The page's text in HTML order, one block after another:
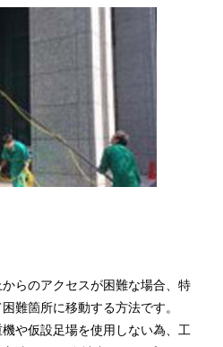
らのアクセスが困難な場合、特
難箇所に移動する方法です。
や仮設足場を使用しない為、工